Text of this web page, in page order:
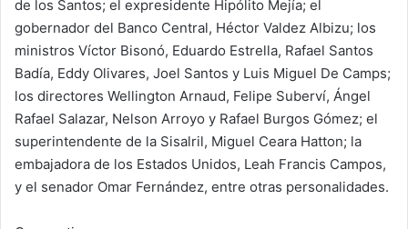
de los Santos; el expresidente Hipólito Mejía; el
gobernador del Banco Central, Héctor Valdez Albizu; los
ministros Víctor Bisonó, Eduardo Estrella, Rafael Santos
Badía, Eddy Olivares, Joel Santos y Luis Miguel De Camps;
los directores Wellington Arnaud, Felipe Suberví, Ángel
Rafael Salazar, Nelson Arroyo y Rafael Burgos Gómez; el
superintendente de la Sisalril, Miguel Ceara Hatton; la
embajadora de los Estados Unidos, Leah Francis Campos,
y el senador Omar Fernández, entre otras personalidades.